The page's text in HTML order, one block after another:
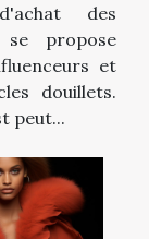
des
propose
et
douillets.
peut...